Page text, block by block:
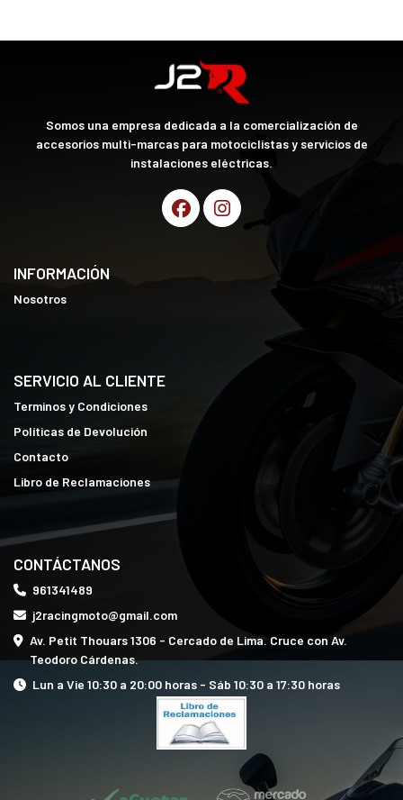
Somos una empresa dedicada a la comercialización de
accesorios multi-marcas para motociclistas y servicios de
instalaciones eléctricas.
INFORMACIÓN
Nosotros
SERVICIO AL CLIENTE
Terminos y Condiciones
Políticas de Devolución
Contacto
Libro de Reclamaciones
CONTÁCTANOS
961341489
j2racingmoto@gmail.com
Av. Petit Thouars 1306 - Cercado de Lima. Cruce con Av.
Teodoro Cárdenas.
Lun a Vie 10:30 a 20:00 horas - Sáb 10:30 a 17:30 horas